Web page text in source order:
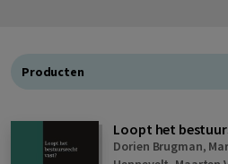
Producten
Loopt het
Dorien Brugman,